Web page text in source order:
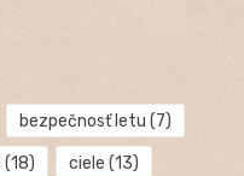
bezpečnosť letu (7)
(18) ciele (13)